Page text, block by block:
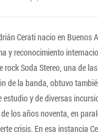
Cerati nacio en Buenos
y reconocimiento
rock Soda Stereo, una de
de la banda, obtuvo
estudio y de diversas
los años noventa, en
crisis. En esa instancia